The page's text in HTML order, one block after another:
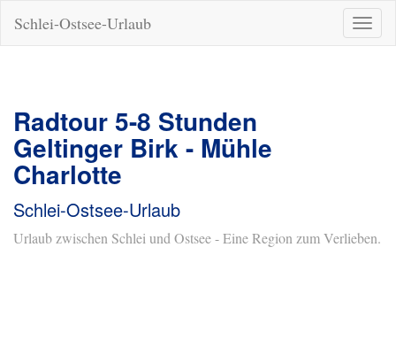
ein-/
Schlei-Ostsee-Urlaub
Radtour 5-8 Stunden
Geltinger Birk - Mühle
Charlotte
Schlei-Ostsee-Urlaub
Urlaub zwischen Schlei und Ostsee - Eine Region zum Verlieben.